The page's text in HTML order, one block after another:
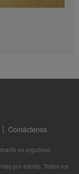
1:06
1:05
Contáctenos
es orgulloso
por escrito. Todos los